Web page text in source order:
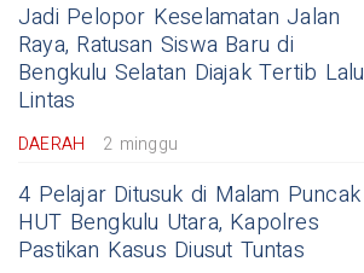
Jadi Pelopor Keselamatan Jalan
Raya, Ratusan Siswa Baru di
Bengkulu Selatan Diajak Tertib Lalu
Lintas
DAERAH 2 minggu
4 Pelajar Ditusuk di Malam Puncak
HUT Bengkulu Utara, Kapolres
Pastikan Kasus Diusut Tuntas